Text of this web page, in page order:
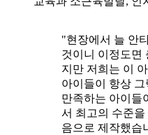
"현장에서 늘 안
것이니 이정도면
지만 저희는 이
아이들이 항상
만족하는 아이들
서 최고의 수준
음으로 제작했습